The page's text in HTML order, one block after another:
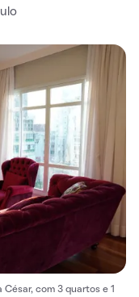
com 3 quartos e 1